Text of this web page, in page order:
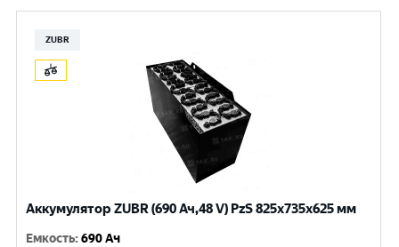
ZUBR
Аккумулятор ZUBR (690 Ач,48 V) PzS 825x735x625 мм
Емкость:690 Ач